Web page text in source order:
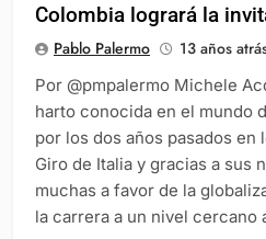
Colombia logrará la
Pablo Palermo 13 años
Por @pmpalermo Michele
harto conocida en el mundo
por los dos años pasados
Giro de Italia y gracias a sus
muchas a favor de la
la carrera a un nivel cercano